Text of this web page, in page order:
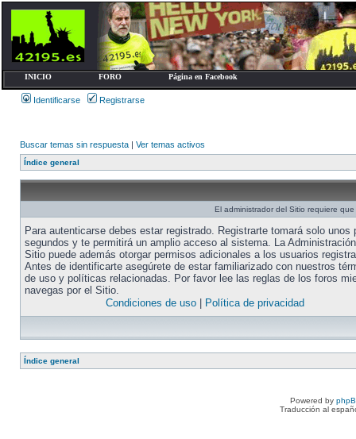
INICIO FORO Página en Facebook
Identificarse Registrarse
Buscar temas sin respuesta | Ver temas activos
Índice general
El administrador del Sitio requiere
Para autenticarse debes estar registrado. Registrarte tomará solo unos
segundos y te permitirá un amplio acceso al sistema. La
Sitio puede además otorgar permisos adicionales a los usuarios
Antes de identificarte asegúrete de estar familiarizado con nuestros
de uso y políticas relacionadas. Por favor lee las reglas de los foros
navegas por el Sitio.
Condiciones de uso| Política de privacidad
Índice general
Powered by
Traducción al